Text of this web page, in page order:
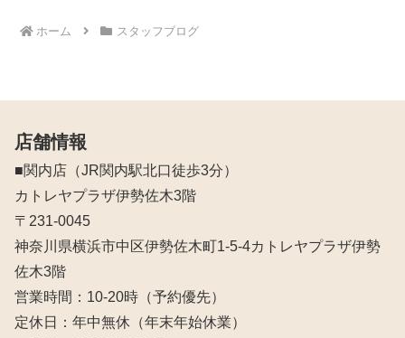
ホーム スタッフブログ
店舗情報
■関内店（JR関内駅北口徒歩3分）
カトレヤプラザ伊勢佐木3階
〒231-0045
神奈川県横浜市中区伊勢佐木町1-5-4カトレヤプラザ伊勢
佐木3階
営業時間：10‐20時（予約優先）
定休日：年中無休（年末年始休業）